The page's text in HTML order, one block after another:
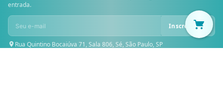
entrada.
Inscrever-se
Rua Quintino Bocaiúva 71, Sala 806, Sé, São Paulo, SP